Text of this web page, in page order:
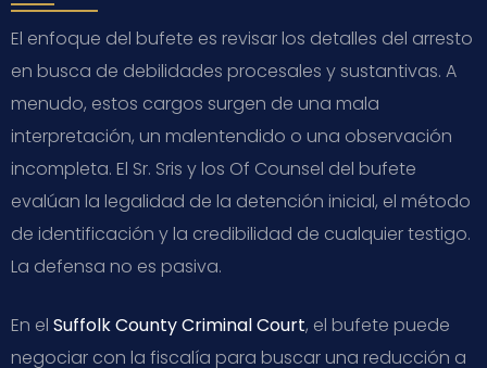
El enfoque del bufete es revisar los detalles del arresto
en busca de debilidades procesales y sustantivas. A
menudo, estos cargos surgen de una mala
interpretación, un malentendido o una observación
incompleta. El Sr. Sris y los Of Counsel del bufete
evalúan la legalidad de la detención inicial, el método
de identificación y la credibilidad de cualquier testigo.
La defensa no es pasiva.
En el Suffolk County Criminal Court, el bufete puede
negociar con la fiscalía para buscar una reducción a